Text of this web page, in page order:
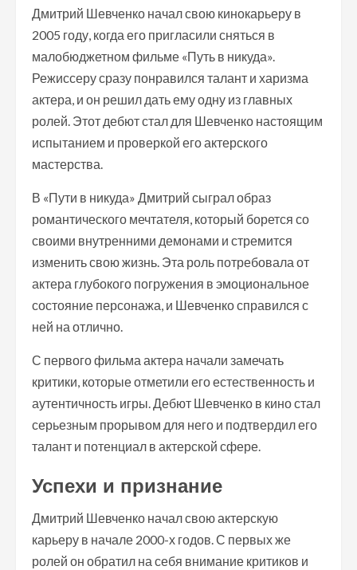
Дмитрий Шевченко начал свою кинокарьеру в
2005 году, когда его пригласили сняться в
малобюджетном фильме «Путь в никуда».
Режиссеру сразу понравился талант и харизма
актера, и он решил дать ему одну из главных
ролей. Этот дебют стал для Шевченко настоящим
испытанием и проверкой его актерского
мастерства.
В «Пути в никуда» Дмитрий сыграл образ
романтического мечтателя, который борется со
своими внутренними демонами и стремится
изменить свою жизнь. Эта роль потребовала от
актера глубокого погружения в эмоциональное
состояние персонажа, и Шевченко справился с
ней на отлично.
С первого фильма актера начали замечать
критики, которые отметили его естественность и
аутентичность игры. Дебют Шевченко в кино стал
серьезным прорывом для него и подтвердил его
талант и потенциал в актерской сфере.
Успехи и признание
Дмитрий Шевченко начал свою актерскую
карьеру в начале 2000-х годов. С первых же
ролей он обратил на себя внимание критиков и